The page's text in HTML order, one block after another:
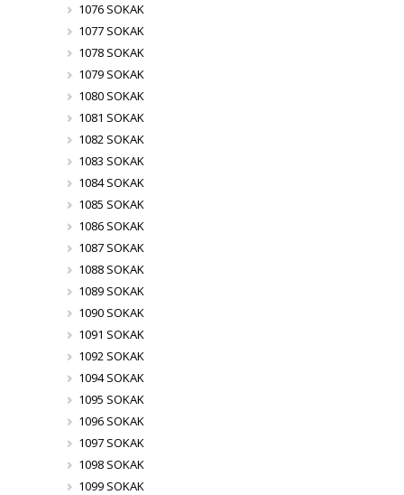
1076 SOKAK
1077 SOKAK
1078 SOKAK
1079 SOKAK
1080 SOKAK
1081 SOKAK
1082 SOKAK
1083 SOKAK
1084 SOKAK
1085 SOKAK
1086 SOKAK
1087 SOKAK
1088 SOKAK
1089 SOKAK
1090 SOKAK
1091 SOKAK
1092 SOKAK
1094 SOKAK
1095 SOKAK
1096 SOKAK
1097 SOKAK
1098 SOKAK
1099 SOKAK